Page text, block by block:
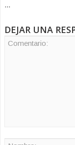
...
DEJAR UNA